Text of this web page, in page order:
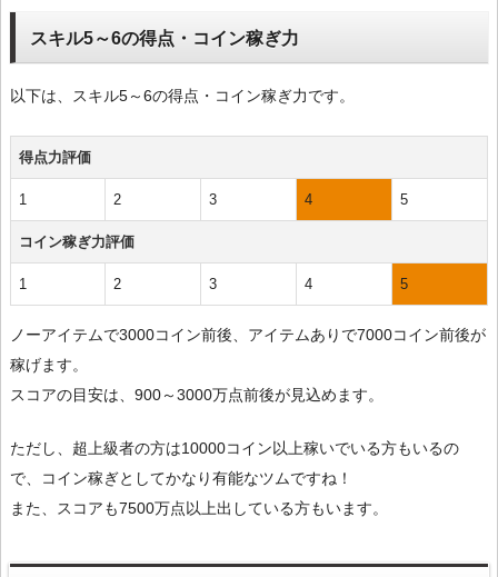
スキル5～6の得点・コイン稼ぎ力
以下は、スキル5～6の得点・コイン稼ぎ力です。
得点力評価
1 2 3 4 5
コイン稼ぎ力評価
1 2 3 4 5
ノーアイテムで3000コイン前後、アイテムありで7000コイン前後が
稼げます。
スコアの目安は、900～3000万点前後が見込めます。
ただし、超上級者の方は10000コイン以上稼いでいる方もいるの
で、コイン稼ぎとしてかなり有能なツムですね！
また、スコアも7500万点以上出している方もいます。